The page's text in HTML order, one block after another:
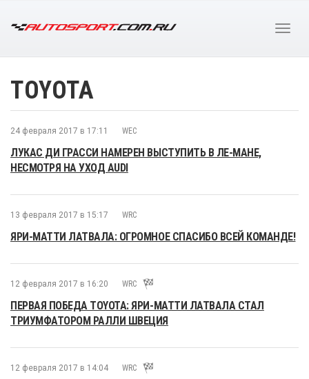
TOYOTA
24 февраля 2017 в 17:11 WEC
ЛУКАС ДИ ГРАССИ НАМЕРЕН ВЫСТУПИТЬ В ЛЕ-МАНЕ,
НЕСМОТРЯ НА УХОД AUDI
13 февраля 2017 в 15:17 WRC
ЯРИ-МАТТИ ЛАТВАЛА: ОГРОМНОЕ СПАСИБО ВСЕЙ КОМАНДЕ!
12 февраля 2017 в 16:20 WRC
ПЕРВАЯ ПОБЕДА TOYOTA: ЯРИ-МАТТИ ЛАТВАЛА СТАЛ
ТРИУМФАТОРОМ РАЛЛИ ШВЕЦИЯ
12 февраля 2017 в 14:04 WRC